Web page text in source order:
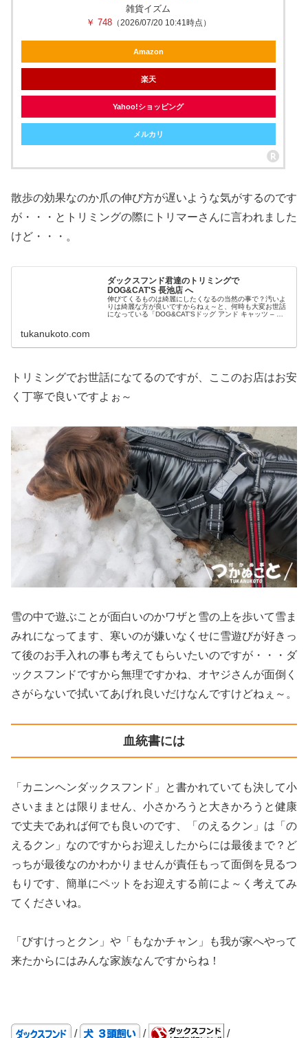
雑貨イズム
￥ 748（2026/07/20 10:41時点）
Amazon
楽天
Yahoo!ショッピング
メルカリ
散歩の効果なのか爪の伸び方が遅いような気がするのです
が・・・とトリミングの際にトリマーさんに言われました
けど・・・。
ダックスフンド君達のトリミングで
DOG&CAT'S 長池店 へ
伸びてくるものは綺麗にしたくなるの当然の事で？汚いよ
りは綺麗な方が良いですからねぇ～と、何時も大変お世話
になっている「DOG&CAT’Sドッグ アンド キャッツ – 長
tukanukoto.com
トリミングでお世話になてるのですが、ここのお店はお安
く丁寧で良いですよぉ～
雪の中で遊ぶことが面白いのかワザと雪の上を歩いて雪ま
みれになってます、寒いのが嫌いなくせに雪遊びが好きっ
て後のお手入れの事も考えてもらいたいのですが・・・ダ
ックスフンドですから無理ですかね、オヤジさんが面倒く
さがらないで拭いてあげれ良いだけなんですけどねぇ～。
血統書には
「カニンヘンダックスフンド」と書かれていても決して小
さいままとは限りません、小さかろうと大きかろうと健康
で丈夫であれば何でも良いのです、「のえるクン」は「の
えるクン」なのですからお迎えしたからには最後まで？ど
っちが最後なのかわかりませんが責任もって面倒を見るつ
もりです、簡単にペットをお迎えする前によ～く考えてみ
てくださいね。
「びすけっとクン」や「もなかチャン」も我が家へやって
来たからにはみんな家族なんですからね！
/ / /